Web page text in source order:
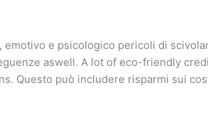
e psicologico pericoli di
aswell. A lot of eco-friendly
Questo può includere risparmi sui